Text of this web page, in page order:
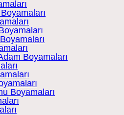
Boyamaları
Boyamaları